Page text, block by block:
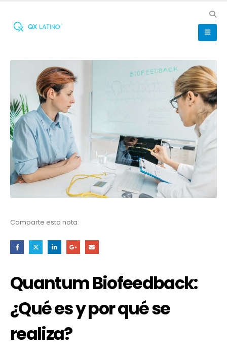
Comparte esta nota:
Quantum Biofeedback:
¿Qué es y por qué se
realiza?